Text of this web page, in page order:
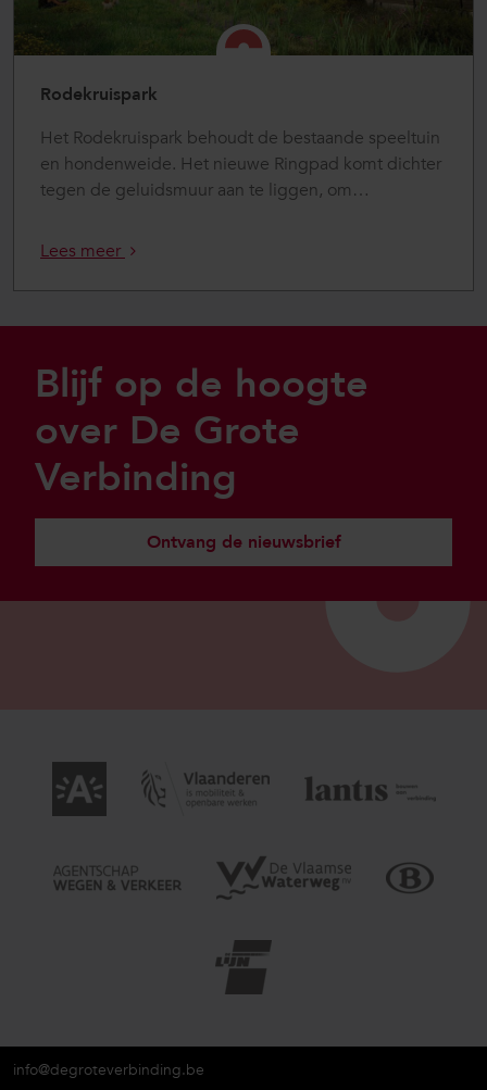
Rodekruispark
Het Rodekruispark behoudt de bestaande speeltuin
en hondenweide. Het nieuwe Ringpad komt dichter
tegen de geluidsmuur aan te liggen, om…
Lees meer
Blijf op de hoogte
over De Grote
Verbinding
Ontvang de nieuwsbrief
info@degroteverbinding.be